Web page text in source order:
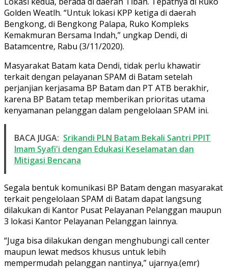
Golden Weatlh. “Untuk lokasi KPP ketiga di daerah
Bengkong, di Bengkong Palapa, Ruko Kompleks
Kemakmuran Bersama Indah,” ungkap Dendi, di
Batamcentre, Rabu (3/11/2020).
Masyarakat Batam kata Dendi, tidak perlu khawatir
terkait dengan pelayanan SPAM di Batam setelah
perjanjian kerjasama BP Batam dan PT ATB berakhir,
karena BP Batam tetap memberikan prioritas utama
kenyamanan pelanggan dalam pengelolaan SPAM ini.
BACA JUGA: Srikandi PLN Batam Bekali Santri PPIT
Imam Syafi'i dengan Edukasi Keselamatan dan
Mitigasi Bencana
Segala bentuk komunikasi BP Batam dengan masyarakat
terkait pengelolaan SPAM di Batam dapat langsung
dilakukan di Kantor Pusat Pelayanan Pelanggan maupun
3 lokasi Kantor Pelayanan Pelanggan lainnya.
“Juga bisa dilakukan dengan menghubungi call center
maupun lewat medsos khusus untuk lebih
mempermudah pelanggan nantinya,” ujarnya.(emr)